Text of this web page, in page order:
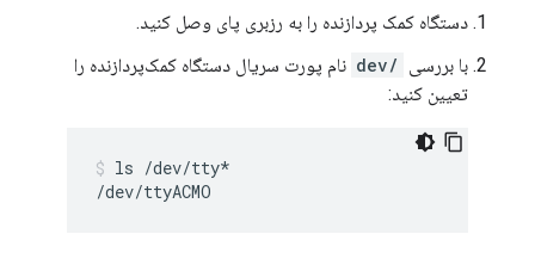
دستگاه کمک پردازنده را به رزبری پای وصل کنید.
با بررسی /dev
نام پورت سریال دستگاه کمک‌پردازنده را
تعیین کنید:
ls /dev/tty*